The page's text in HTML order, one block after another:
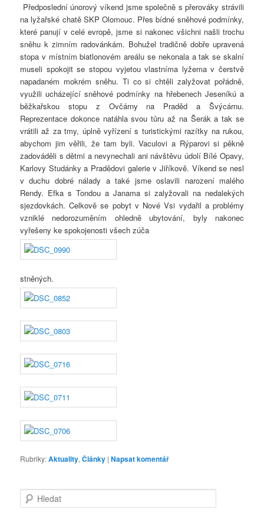
Předposlední únorový víkend jsme společně s přerováky strávili
na lyžařské chatě SKP Olomouc. Přes bídné sněhové podmínky,
které panují v celé evropě, jsme si nakonec všichni našli trochu
sněhu k zimním radovánkám. Bohužel tradičně dobře upravená
stopa v místním biatlonovém areálu se nekonala a tak se skalní
museli spokojit se stopou vyjetou vlastníma lyžema v čerstvě
napadaném mokrém sněhu. Ti co si chtěli zalyžovat pořádně,
využili ucházející sněhové podmínky na hřebenech Jeseníkú a
běžkařskou stopu z Ovčárny na Praděd a Švýcárnu.
Reprezentace dokonce natáhla svou tůru až na Šerák a tak se
vrátili až za tmy, úplně vyřízení s turistickými razítky na rukou,
abychom jim věřili, že tam byli. Vaculovi a Rýparovi si pěkně
zadováděli s dětmi a nevynechali ani návštěvu údolí Bílé Opavy,
Karlovy Studánky a Pradědovi galerie v Jiříkově. Víkend se nesl
v duchu dobré nálady a také jsme oslavili narození malého
Rendy. Efka s Tondou a Janama si zalyžovali na nedalekých
sjezdovkách. Celkově se pobyt v Nové Vsi vydařil a problémy
vzniklé nedorozuměním ohledně ubytování, byly nakonec
vyřešeny ke spokojenosti všech zúča
stněných.
Rubriky:Aktuality,Články |Napsat komentář
l